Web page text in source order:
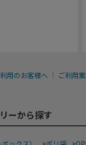
用のお客様へ ご利用
ーから探す